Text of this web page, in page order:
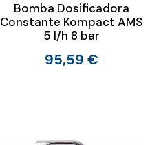
Bomba Dosificadora
Constante Kompact AMS
5 l/h 8 bar
95,59 €